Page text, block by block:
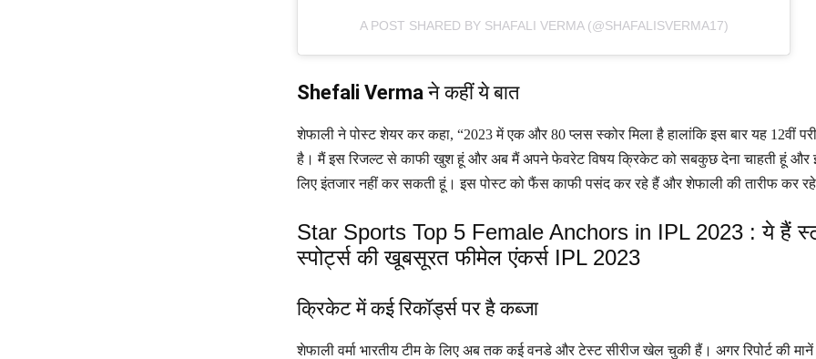
A POST SHARED BY SHAFALI VERMA (@SHAFALISVERMA17)
Shefali Verma ने कहीं ये बात
शेफाली ने पोस्ट शेयर कर कहा, “2023 में एक और 80 प्लस स्कोर मिला है हालांकि इस बार यह 12वीं
है। मैं इस रिजल्ट से काफी खुश हूं और अब मैं अपने फेवरेट विषय क्रिकेट को सबकुछ देना चाहती हूं
लिए इंतजार नहीं कर सकती हूं। इस पोस्ट को फैंस काफी पसंद कर रहे हैं और शेफाली की तारीफ कर
Star Sports Top 5 Female Anchors in IPL 2023 : ये हैं
स्पोर्ट्स की खूबसूरत फीमेल एंकर्स IPL 2023
क्रिकेट में कई रिकॉर्ड्स पर है कब्जा
शेफाली वर्मा भारतीय टीम के लिए अब तक कई वनडे और टेस्ट सीरीज खेल चुकी हैं। अगर रिपोर्ट की मानें